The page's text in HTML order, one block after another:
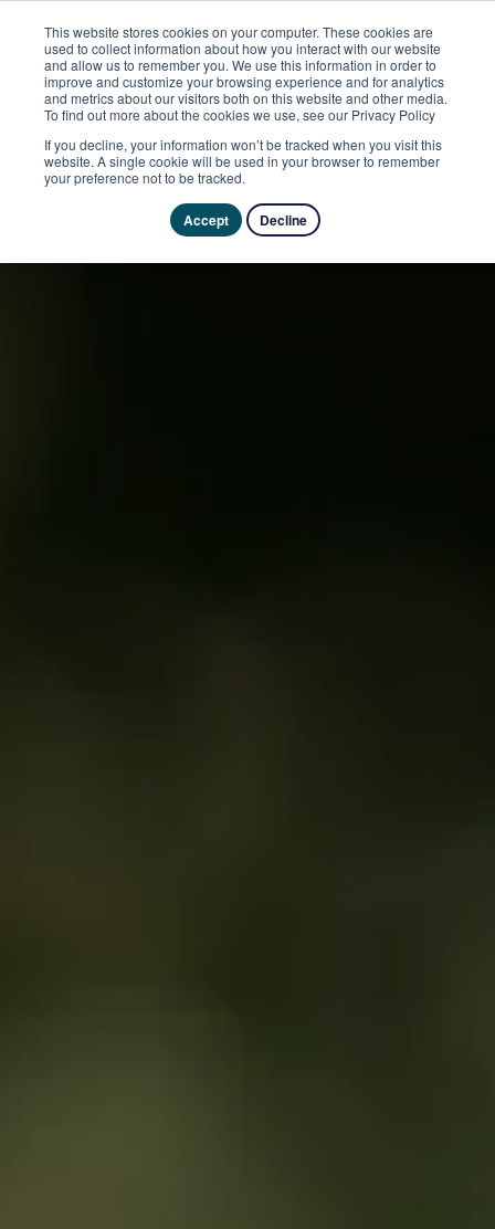
This website stores cookies on your computer. These cookies are
used to collect information about how you interact with our website
and allow us to remember you. We use this information in order to
improve and customize your browsing experience and for analytics
and metrics about our visitors both on this website and other media.
To find out more about the cookies we use, see our Privacy Policy
If you decline, your information won’t be tracked when you visit this
website. A single cookie will be used in your browser to remember
your preference not to be tracked.
Accept Decline